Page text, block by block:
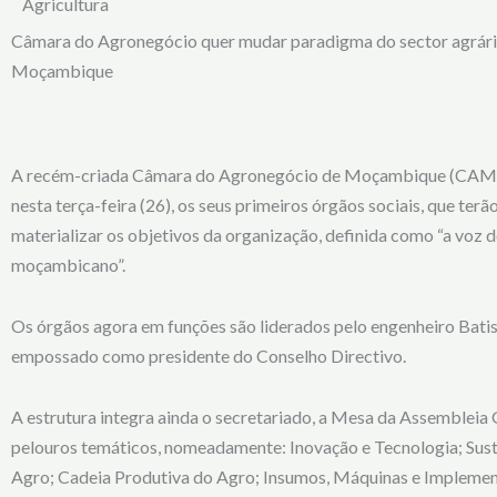
Câmara do Agronegócio quer mudar paradigma do sector
Moçambique
A recém-criada Câmara do Agronegócio de Moçambique
nesta terça-feira (26), os seus primeiros órgãos sociais, que
materializar os objetivos da organização, definida como “a voz
moçambicano”.
Os órgãos agora em funções são liderados pelo engenheiro
empossado como presidente do Conselho Directivo.
A estrutura integra ainda o secretariado, a Mesa da Assembleia
pelouros temáticos, nomeadamente: Inovação e Tecnologia;
Agro; Cadeia Produtiva do Agro; Insumos, Máquinas e